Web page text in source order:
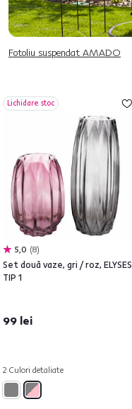
Fotoliu suspendat AMADO
Lichidare stoc
5,0 8
Set două vaze, gri / roz, ELYSES
TIP 1
99 lei
2 Culori detaliate